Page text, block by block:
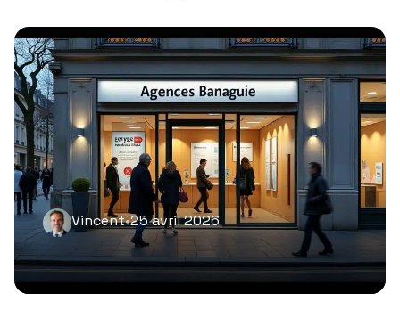
Vincent•25 avril 2026